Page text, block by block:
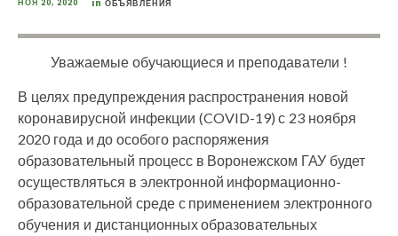
НОЯ 20, 2020 ОБЪЯВЛЕНИЯ
Уважаемые обучающиеся и преподаватели !
В целях предупреждения распространения новой
коронавирусной инфекции (COVID-19) с 23 ноября
2020 года и до особого распоряжения
образовательный процесс в Воронежском ГАУ будет
осуществляться в электронной информационно-
образовательной среде с применением электронного
обучения и дистанционных образовательных